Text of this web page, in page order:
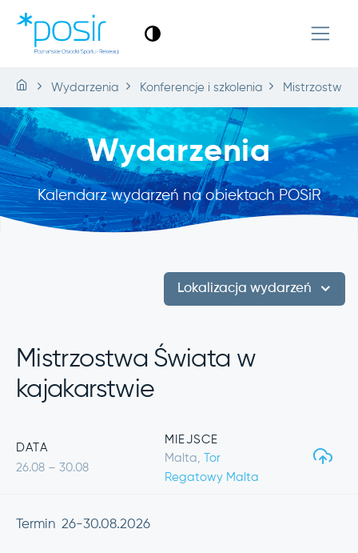
Wydarzenia Konferencje i szkolenia Mistrzostwa
Wydarzenia
Kalendarz wydarzeń na obiektach POSiR
Lokalizacja wydarzeń
Mistrzostwa Świata w
kajakarstwie
DATA
26.08 – 30.08
MIEJSCE
Malta,
Tor
Regatowy Malta
Termin 26-30.08.2026